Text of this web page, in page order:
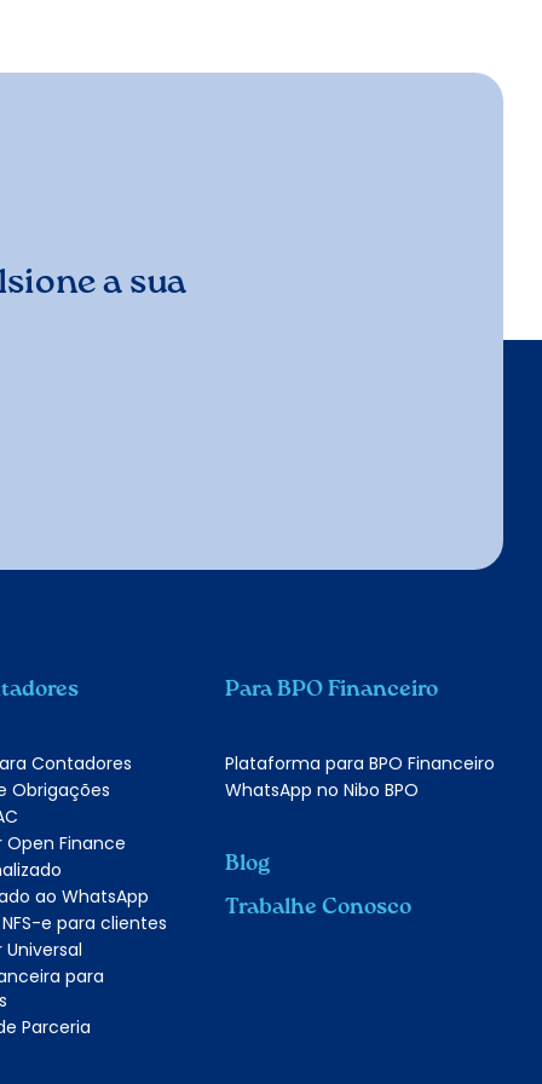
a sua
Contadores
Obrigações
Open Finance
ao WhatsApp
e para clientes
para
Parceria
Para BPO Financeiro
Plataforma para BPO Financeiro
WhatsApp no Nibo BPO
Blog
Trabalhe Conosco